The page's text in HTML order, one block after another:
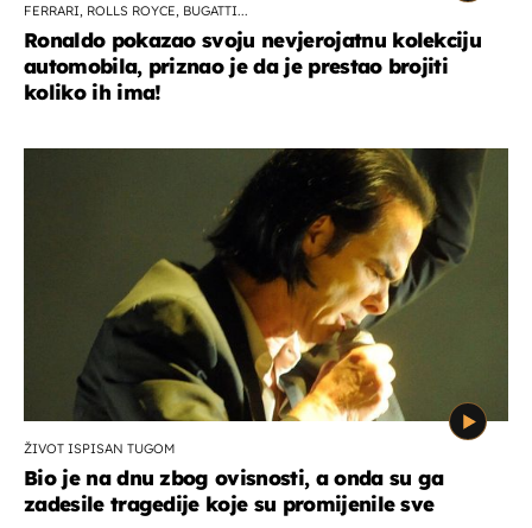
FERRARI, ROLLS ROYCE, BUGATTI...
Ronaldo pokazao svoju nevjerojatnu kolekciju
automobila, priznao je da je prestao brojiti
koliko ih ima!
ŽIVOT ISPISAN TUGOM
Bio je na dnu zbog ovisnosti, a onda su ga
zadesile tragedije koje su promijenile sve